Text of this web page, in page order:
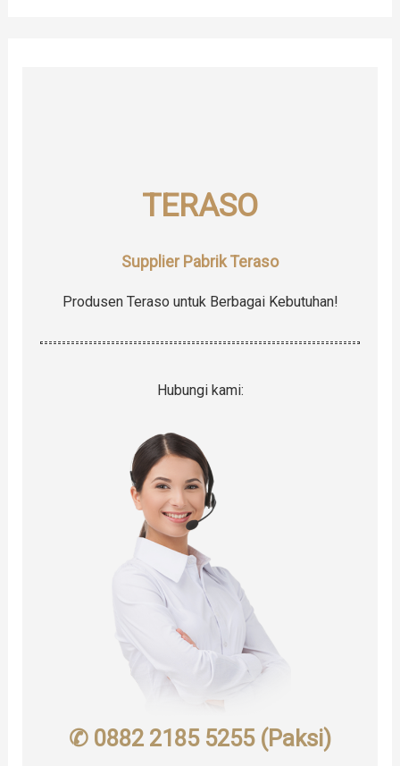
TERASO
Supplier Pabrik Teraso
Produsen Teraso untuk Berbagai Kebutuhan!
Hubungi kami:
✆ 0882 2185 5255 (Paksi)